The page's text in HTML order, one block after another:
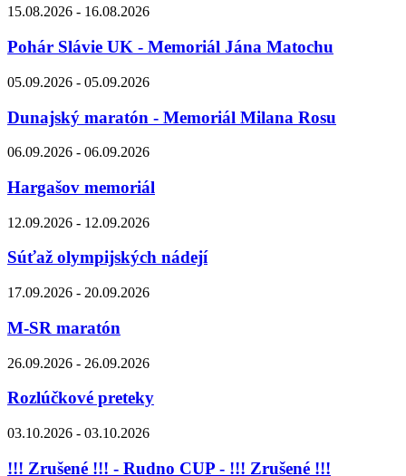
15.08.2026 - 16.08.2026
Pohár Slávie UK - Memoriál Jána Matochu
05.09.2026 - 05.09.2026
Dunajský maratón - Memoriál Milana Rosu
06.09.2026 - 06.09.2026
Hargašov memoriál
12.09.2026 - 12.09.2026
Súťaž olympijských nádejí
17.09.2026 - 20.09.2026
M-SR maratón
26.09.2026 - 26.09.2026
Rozlúčkové preteky
03.10.2026 - 03.10.2026
!!! Zrušené !!! - Rudno CUP - !!! Zrušené !!!